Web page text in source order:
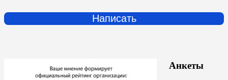
Написать
Анкеты